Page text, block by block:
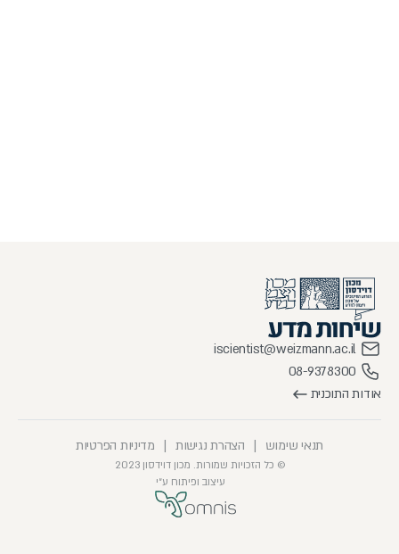
אודות התוכנית
08-9378300
iscientist@weizmann.ac.il
© כל הזכויות שמורות. מכון דוידסון 2023
עיצוב ופיתוח ע״י
תנאי שימוש | הצהרת נגישות | מדיניות הפרטיות